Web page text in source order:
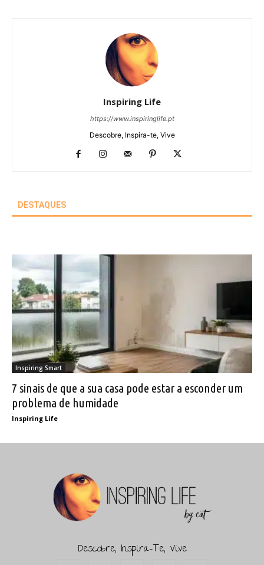
Inspiring Life
https://www.inspiringlife.pt
Descobre, Inspira-te, Vive
DESTAQUES
Inspiring Smart
7 sinais de que a sua casa pode estar a esconder um
problema de humidade
Inspiring Life
Descobre, Inspira-Te, Vive